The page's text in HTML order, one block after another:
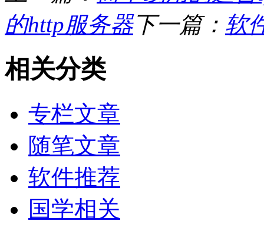
的http服务器下一篇： 软
相关分类
专栏文章
随笔文章
软件推荐
国学相关